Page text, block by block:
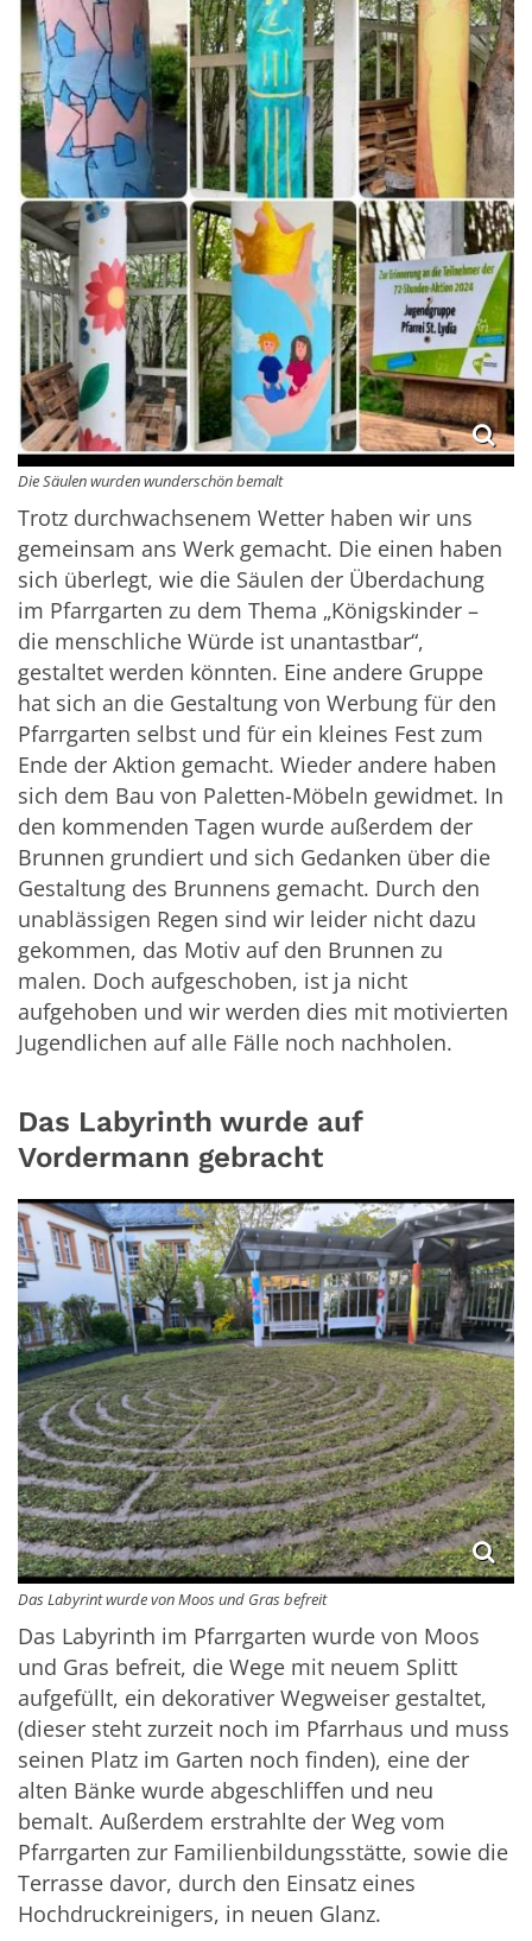
Die Säulen wurden wunderschön bemalt
Trotz durchwachsenem Wetter haben wir uns
gemeinsam ans Werk gemacht. Die einen haben
sich überlegt, wie die Säulen der Überdachung
im Pfarrgarten zu dem Thema „Königskinder –
die menschliche Würde ist unantastbar“,
gestaltet werden könnten. Eine andere Gruppe
hat sich an die Gestaltung von Werbung für den
Pfarrgarten selbst und für ein kleines Fest zum
Ende der Aktion gemacht. Wieder andere haben
sich dem Bau von Paletten-Möbeln gewidmet. In
den kommenden Tagen wurde außerdem der
Brunnen grundiert und sich Gedanken über die
Gestaltung des Brunnens gemacht. Durch den
unablässigen Regen sind wir leider nicht dazu
gekommen, das Motiv auf den Brunnen zu
malen. Doch aufgeschoben, ist ja nicht
aufgehoben und wir werden dies mit motivierten
Jugendlichen auf alle Fälle noch nachholen.
Das Labyrinth wurde auf
Vordermann gebracht
Das Labyrint wurde von Moos und Gras befreit
Das Labyrinth im Pfarrgarten wurde von Moos
und Gras befreit, die Wege mit neuem Splitt
aufgefüllt, ein dekorativer Wegweiser gestaltet,
(dieser steht zurzeit noch im Pfarrhaus und muss
seinen Platz im Garten noch finden), eine der
alten Bänke wurde abgeschliffen und neu
bemalt. Außerdem erstrahlte der Weg vom
Pfarrgarten zur Familienbildungsstätte, sowie die
Terrasse davor, durch den Einsatz eines
Hochdruckreinigers, in neuen Glanz.